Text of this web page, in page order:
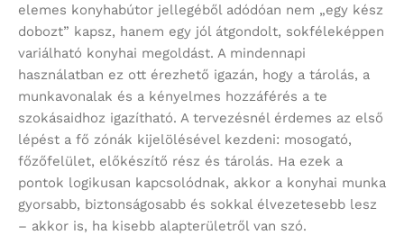
elemes konyhabútor jellegéből adódóan nem „egy kész
dobozt” kapsz, hanem egy jól átgondolt, sokféleképpen
variálható konyhai megoldást. A mindennapi
használatban ez ott érezhető igazán, hogy a tárolás, a
munkavonalak és a kényelmes hozzáférés a te
szokásaidhoz igazítható. A tervezésnél érdemes az első
lépést a fő zónák kijelölésével kezdeni: mosogató,
főzőfelület, előkészítő rész és tárolás. Ha ezek a
pontok logikusan kapcsolódnak, akkor a konyhai munka
gyorsabb, biztonságosabb és sokkal élvezetesebb lesz
– akkor is, ha kisebb alapterületről van szó.